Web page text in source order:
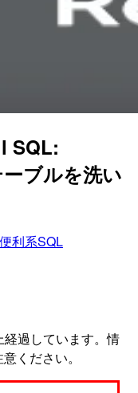
SQL:
ブルを洗い
利系SQL
過しています。情
ください。